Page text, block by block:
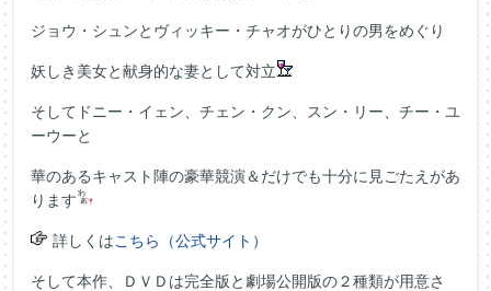
ジョウ・シュンとヴィッキー・チャオがひとりの男をめぐり
妖しき美女と献身的な妻として対立
そしてドニー・イェン、チェン・クン、スン・リー、チー・ユ
ーウーと
華のあるキャスト陣の豪華競演＆だけでも十分に見ごたえがあ
ります
詳しくはこちら（公式サイト）
そして本作、ＤＶＤは完全版と劇場公開版の２種類が用意さ